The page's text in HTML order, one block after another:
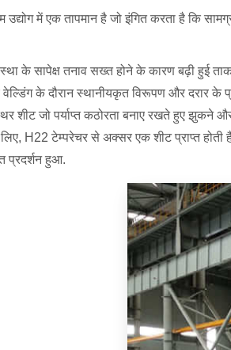
उद्योग में एक तापमान है जो इंगित करता है कि
के सापेक्ष तनाव सख्त होने के कारण बढ़ी हुई
वेल्डिंग के दौरान स्थानीयकृत विरूपण और दरार के
शीट जो पर्याप्त कठोरता बनाए रखते हुए झुकने
H22 टेम्परेचर से अक्सर एक शीट प्राप्त
प्रदर्शन हुआ.